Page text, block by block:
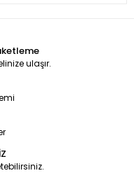
ulaşır.